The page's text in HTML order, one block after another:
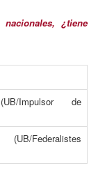
¿tiene
Impulsor de
Federalistes